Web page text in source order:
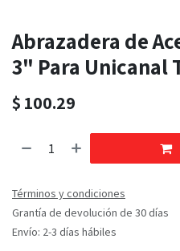
Abrazadera de
3" Para Unicanal
$ 100.29
Términos y condiciones
Grantía de devolución de 30 días
Envío: 2-3 días hábiles